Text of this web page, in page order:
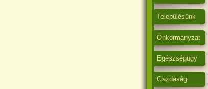
Településünk
Önkormányzat
Egészségügy
Gazdaság